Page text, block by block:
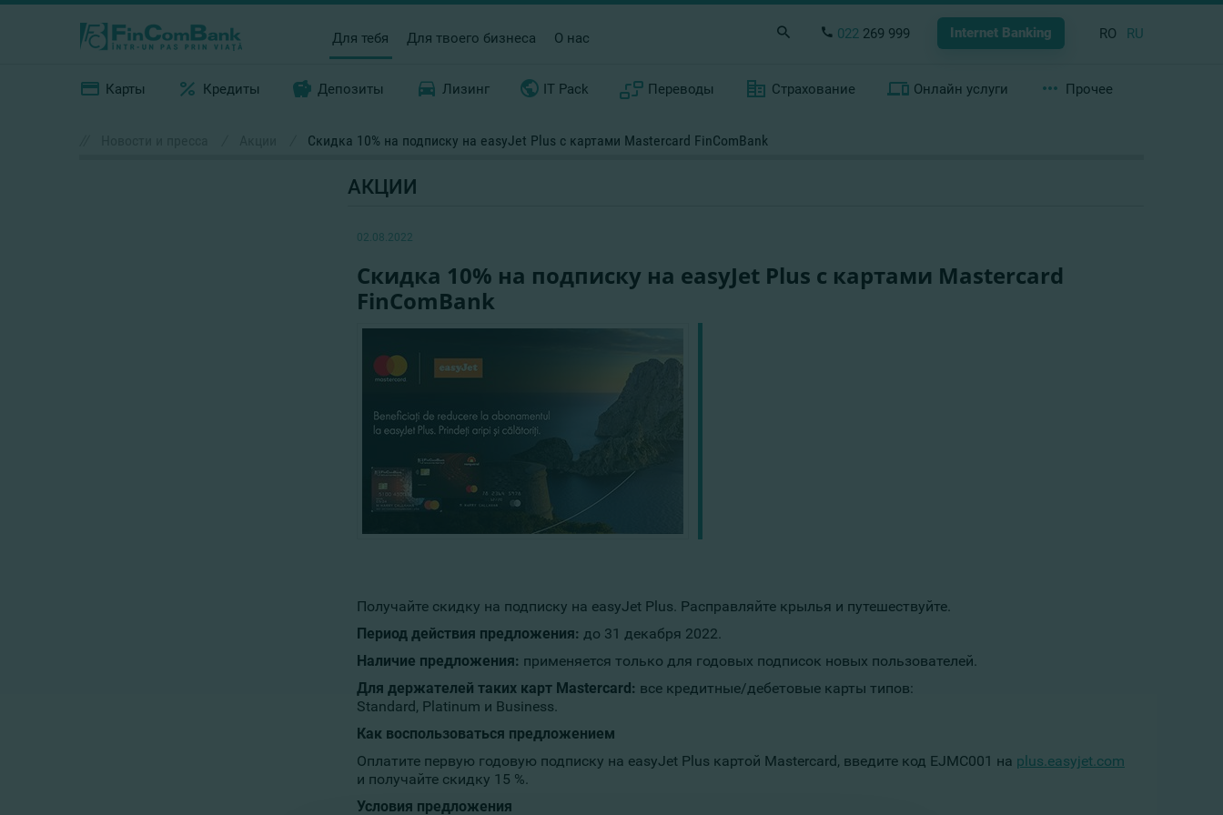
Для тебя Для твоего бизнеса О нас 022 269 999 Internet Banking RO RU
Карты Кредиты Депозиты Лизинг IT Pack Переводы Страхование Онлайн услуги Прочее
Скидка 10% на подписку на easyJet Plus с картами Mastercard FinComBank
АКЦИИ
02.08.2022
Скидка 10% на подписку на easyJet Plus с картами Mastercard
FinComBank
Получайте скидку на подписку на easyJet Plus. Расправляйте крылья и путешествуйте.
Период действия предложения: до 31 декабря 2022.
Наличие предложения: применяется только для годовых подписок новых пользователей.
Для держателей таких карт Mastercard: все кредитные/дебетовые карты типов:
Standard, Platinum и Business.
Как воспользоваться предложением
Оплатите первую годовую подписку на easyJet Plus картой Mastercard, введите код EJMC001 на plus.easyjet.com
и получайте скидку 15 %.
Условия предложения